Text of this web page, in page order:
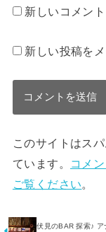
新しいコメン
新しい投稿を
このサイトはス
ています。
コメ
ご覧ください。
伏見のBAR 探索♪ ア